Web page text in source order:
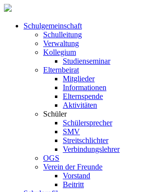
Schul­ge­meinschaft
Schul­leitung
Verwaltung
Kollegium
Studienseminar
Elternbeirat
Mitglieder
Informationen
Elternspende
Aktivitäten
Schüler
Schülersprecher
SMV
Streitschlichter
Verbindungslehrer
OGS
Verein der Freunde
Vorstand
Beitritt